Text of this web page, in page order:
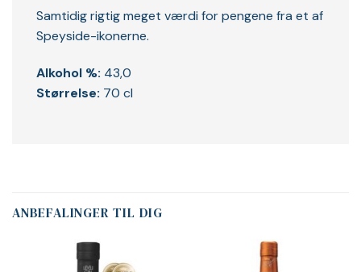
Samtidig rigtig meget værdi for pengene fra et af
Speyside-ikonerne.
Alkohol %: 43,0
Størrelse: 70 cl
ANBEFALINGER TIL DIG